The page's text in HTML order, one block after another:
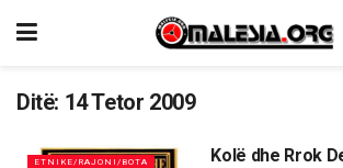
Ditë: 14 Tetor 2009
ETNIKE/RAJONI/BOTA
Kolë dhe Rrok